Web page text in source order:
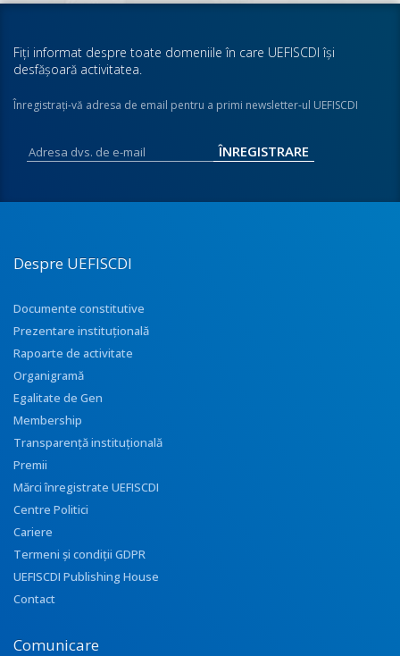
Fiţi informat despre toate domeniile în care UEFISCDI îşi
desfăşoară activitatea.
Înregistraţi-vă adresa de email pentru a primi newsletter-ul UEFISCDI
Despre UEFISCDI
Documente constitutive
Prezentare instituţională
Rapoarte de activitate
Organigramă
Egalitate de Gen
Membership
Transparenţă instituţională
Premii
Mărci înregistrate UEFISCDI
Centre Politici
Cariere
Termeni și condiții GDPR
UEFISCDI Publishing House
Contact
Comunicare